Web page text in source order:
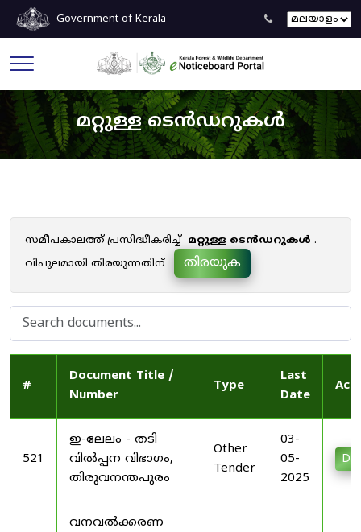
Government of Kerala
മറ്റുള്ള ടെൻഡറുകൾ
സമീപകാലത്ത് പ്രസിദ്ധീകരിച്ച് മറ്റുള്ള ടെൻഡറുകൾ .
വിപുലമായി തിരയുന്നതിന്
തിരയുക
#
Document Title /
Number
Type
Last
Date
521
ഇ-ലേലം - തടി
വിൽപ്പന വിഭാഗം,
തിരുവനന്തപുരം
Other
Tender
03-
05-
2025
വനവൽക്കരണ